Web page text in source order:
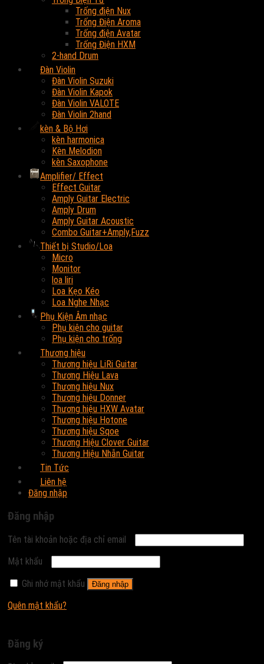
Trống điện Nux
Trống Điện Aroma
Trống điện Avatar
Trống Điện HXM
2-hand Drum
Đàn Violin
Đàn Violin Suzuki
Đàn Violin Kapok
Đàn Violin VALOTE
Đàn Violin 2hand
kèn & Bộ Hơi
kèn harmonica
Kèn Melodion
kèn Saxophone
Amplifier/ Effect
Effect Guitar
Amply Guitar Electric
Amply Drum
Amply Guitar Acoustic
Combo Guitar+Amply,Fuzz
Thiết bị Studio/Loa
Micro
Monitor
loa liri
Loa Kẹo Kéo
Loa Nghe Nhạc
Phụ Kiện Âm nhạc
Phụ kiện cho guitar
Phụ kiện cho trống
Thương hiệu
Thương hiệu LiRi Guitar
Thương Hiệu Lava
Thương hiệu Nux
Thương hiệu Donner
Thương hiệu HXW Avatar
Thương hiệu Hotone
Thương hiệu Sqoe
Thương Hiệu Clover Guitar
Thương Hiệu Nhẫn Guitar
Tin Tức
Liên hệ
Đăng nhập
Đăng nhập
Tên tài khoản hoặc địa chỉ email
Mật khẩu
Ghi nhớ mật khẩu
Đăng nhập
Quên mật khẩu?
Đăng ký